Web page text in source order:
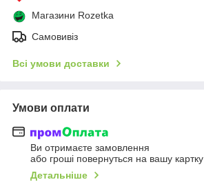
Магазини Rozetka
Самовивіз
Всі умови доставки
Умови оплати
Ви отримаєте замовлення
або гроші повернуться на вашу картку
Детальніше